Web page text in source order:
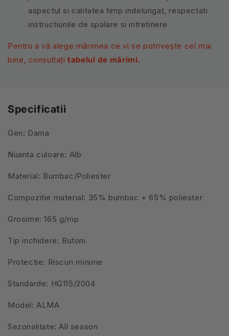
aspectul si calitatea timp indelungat, respectati
instructiunile de spalare si intretinere
Pentru a vă alege mărimea ce vi se potrivește cel mai
bine, consultațitabelul de mărimi.
Specificatii
Gen: Dama
Nuanta culoare: Alb
Material: Bumbac/Poliester
Compozitie material: 35% bumbac + 65% poliester
Grosime: 165 g/mp
Tip inchidere: Butoni
Protectie: Riscuri minime
Standarde: HG115/2004
Model: ALMA
Sezonalitate: All season